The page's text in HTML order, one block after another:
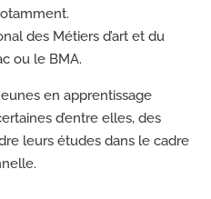
des Métiers d’art et du
ou le BMA.
en apprentissage
d’entre elles, des
leurs études dans le cadre